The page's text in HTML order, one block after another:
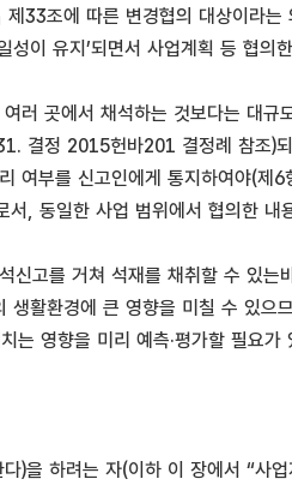
제33조에 따른 변경협의 대상이라는
이 유지’되면서 사업계획 등 협의
러 곳에서 채석하는 것보다는 대규
결정 2015헌바201 결정례 참조)되
여부를 신고인에게 통지하여야(제6
, 동일한 사업 범위에서 협의한 내
신고를 거쳐 석재를 채취할 수 있는
생활환경에 큰 영향을 미칠 수 있으
영향을 미리 예측·평가할 필요가
)을 하려는 자(이하 이 장에서 “사